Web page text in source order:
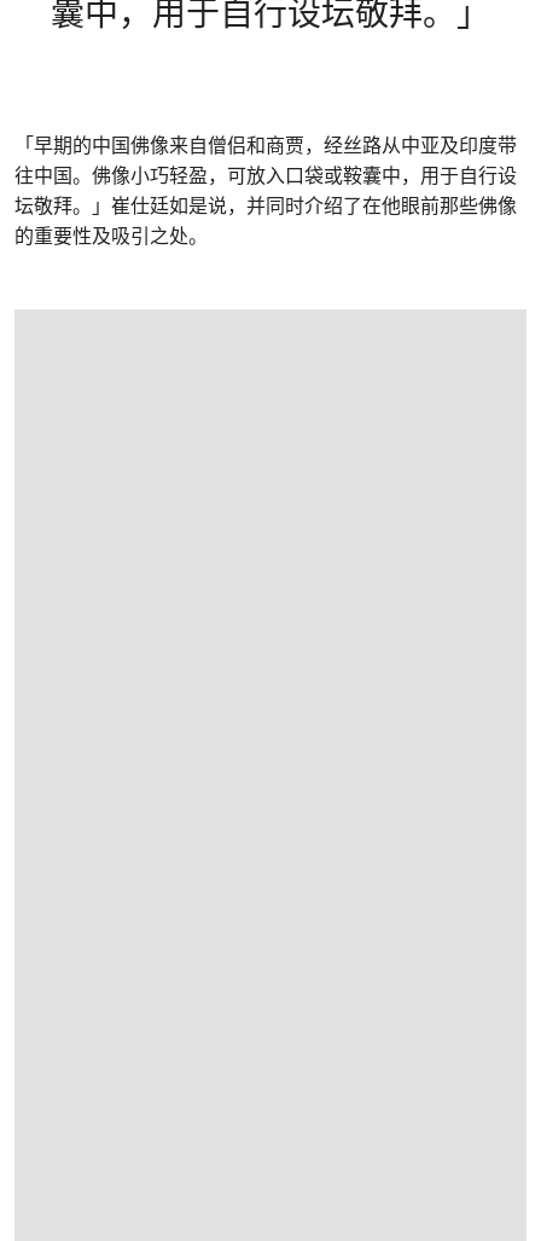
囊中，用于自行设坛敬拜。」
「早期的中国佛像来自僧侣和商贾，经丝路从中亚及印度带
往中国。佛像小巧轻盈，可放入口袋或鞍囊中，用于自行设
坛敬拜。」崔仕廷如是说，并同时介绍了在他眼前那些佛像
的重要性及吸引之处。